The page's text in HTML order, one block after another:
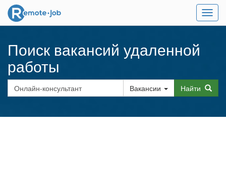
Меню
Поиск вакансий удаленной
работы
Вакансии Найти